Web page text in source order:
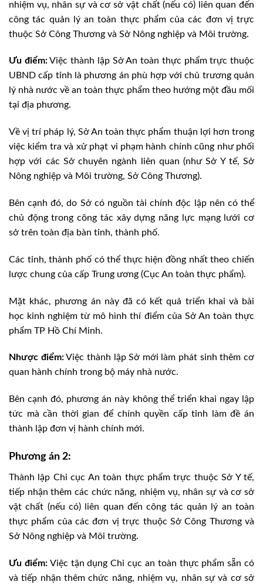
nhiệm vụ, nhân sự và cơ sở vật chất (nếu có) liên quan đến
công tác quản lý an toàn thực phẩm của các đơn vị trực
thuộc Sở Công Thương và Sở Nông nghiệp và Môi trường.
Ưu điểm:Việc thành lập Sở An toàn thực phẩm trực thuộc
UBND cấp tỉnh là phương án phù hợp với chủ trương quản
lý nhà nước về an toàn thực phẩm theo hướng một đầu mối
tại địa phương.
Về vị trí pháp lý, Sở An toàn thực phẩm thuận lợi hơn trong
việc kiểm tra và xử phạt vi phạm hành chính cũng như phối
hợp với các Sở chuyên ngành liên quan (như Sở Y tế, Sở
Nông nghiệp và Môi trường, Sở Công Thương).
Bên cạnh đó, do Sở có nguồn tài chính độc lập nên có thể
chủ động trong công tác xây dựng năng lực mạng lưới cơ
sở trên toàn địa bàn tỉnh, thành phố.
Các tỉnh, thành phố có thể thực hiện đồng nhất theo chiến
lược chung của cấp Trung ương (Cục An toàn thực phẩm).
Mặt khác, phương án này đã có kết quả triển khai và bài
học kinh nghiệm từ mô hình thí điểm của Sở An toàn thực
phẩm TP Hồ Chí Minh.
Nhược điểm:Việc thành lập Sở mới làm phát sinh thêm cơ
quan hành chính trong bộ máy nhà nước.
Bên cạnh đó, phương án này không thể triển khai ngay lập
tức mà cần thời gian để chính quyền cấp tỉnh làm đề án
thành lập đơn vị hành chính mới.
Phương án 2:
Thành lập Chi cục An toàn thực phẩm trực thuộc Sở Y tế,
tiếp nhận thêm các chức năng, nhiệm vụ, nhân sự và cơ sở
vật chất (nếu có) liên quan đến công tác quản lý an toàn
thực phẩm của các đơn vị trực thuộc Sở Công Thương và
Sở Nông nghiệp và Môi trường.
Ưu điểm:Việc tận dụng Chi cục an toàn thực phẩm sẵn có
và tiếp nhận thêm chức năng, nhiệm vụ, nhân sự và cơ sở